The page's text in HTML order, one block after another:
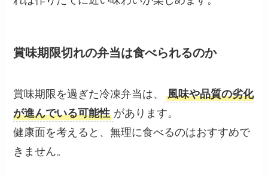
賞味期限切れの弁当は食べられるのか
賞味期限を過ぎた冷凍弁当は、
風味や品質の劣化
が進んでいる可能性 があります。
健康面を考えると、無理に食べるのはおすすめで
きません。